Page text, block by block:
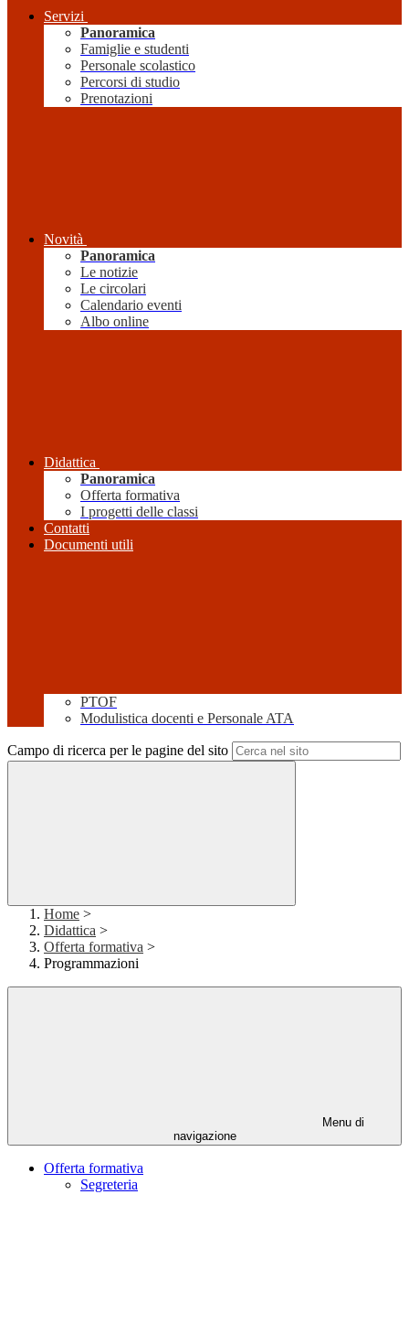
Servizi
Panoramica
Famiglie e studenti
Personale scolastico
Percorsi di studio
Prenotazioni
Novità
Panoramica
Le notizie
Le circolari
Calendario eventi
Albo online
Didattica
Panoramica
Offerta formativa
I progetti delle classi
Contatti
Documenti utili
PTOF
Modulistica docenti e Personale ATA
Campo di ricerca per le pagine del sito
Home >
Didattica >
Offerta formativa >
Programmazioni
Menu di
navigazione
Offerta formativa
Segreteria